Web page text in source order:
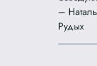
–
Рудых